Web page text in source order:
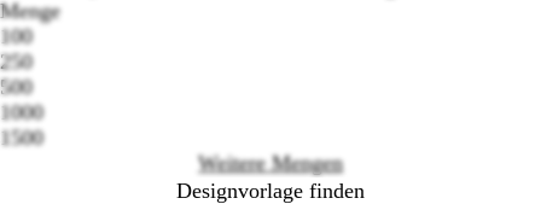
Menge
100
250
500
1000
1500
Weitere Mengen
Designvorlage finden